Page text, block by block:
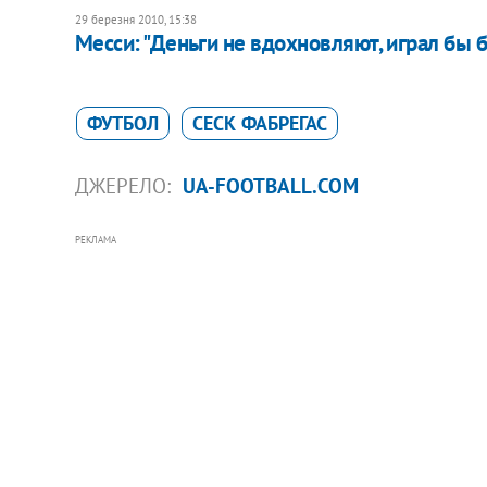
29 березня 2010, 15:38
Месси: "Деньги не вдохновляют, играл бы
ФУТБОЛ СЕСК ФАБРЕГАС
ДЖЕРЕЛО: UA-FOOTBALL.COM
РЕКЛАМА